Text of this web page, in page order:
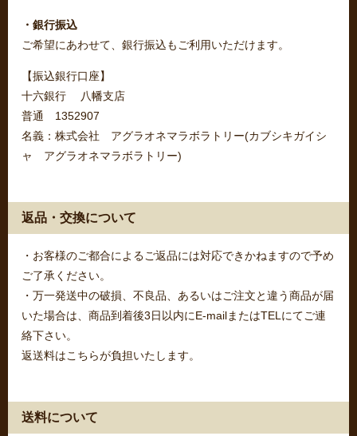
・銀行振込
ご希望にあわせて、銀行振込もご利用いただけます。
【振込銀行口座】
十六銀行 八幡支店
普通 1352907
名義：株式会社 アグラオネマラボラトリー(カブシキガイシ
ャ アグラオネマラボラトリー)
返品・交換について
・お客様のご都合によるご返品には対応できかねますので予め
ご了承ください。
・万一発送中の破損、不良品、あるいはご注文と違う商品が届
いた場合は、商品到着後3日以内にE-mailまたはTELにてご連
絡下さい。
返送料はこちらが負担いたします。
送料について